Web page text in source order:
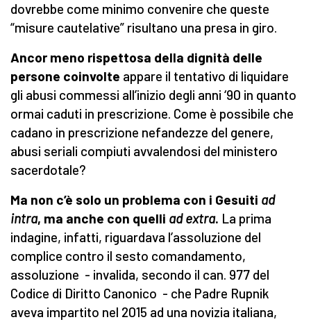
dovrebbe come minimo convenire che queste
“misure cautelative” risultano una presa in giro.
Ancor meno rispettosa della dignità delle
persone coinvolte appare il tentativo di liquidare
gli abusi commessi all’inizio degli anni ‘90 in quanto
ormai caduti in prescrizione. Come è possibile che
cadano in prescrizione nefandezze del genere,
abusi seriali compiuti avvalendosi del ministero
sacerdotale?
Ma non c’è solo un problema con i Gesuiti ad
intra, ma anche con quelli ad extra. La prima
indagine, infatti, riguardava l’assoluzione del
complice contro il sesto comandamento,
assoluzione - invalida, secondo il can. 977 del
Codice di Diritto Canonico - che Padre Rupnik
aveva impartito nel 2015 ad una novizia italiana,